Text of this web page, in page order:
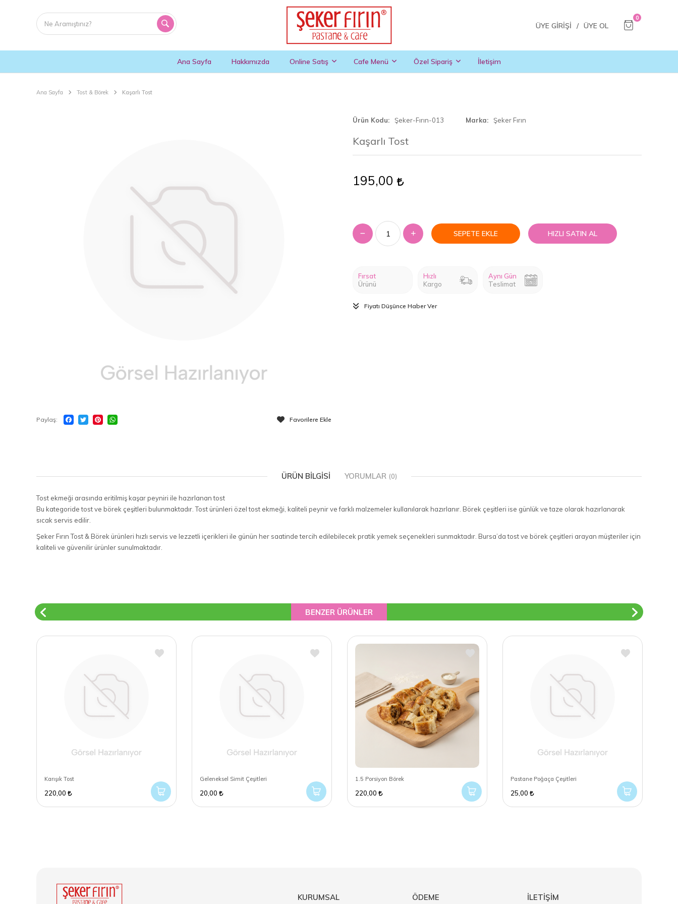
ÜYE GIRIŞI / ÜYE OL
0
Ana Sayfa Hakkımızda Online Satış Cafe Menü Özel Sipariş İletişim
Ana Sayfa Tost & Börek Kaşarlı Tost
Paylaş Favorilere Ekle
Ürün Kodu Şeker-Fırın-013 Marka Şeker Fırın
Kaşarlı Tost
195,00
SEPETE EKLE HIZLI SATIN AL
Fırsat
Ürünü
Hızlı
Kargo
Aynı Gün
Teslimat
Fiyatı Düşünce Haber Ver
ÜRÜN BILGISI YORUMLAR (0)
Tost ekmeği arasında eritilmiş kaşar peyniri ile hazırlanan tost
Bu kategoride tost ve börek çeşitleri bulunmaktadır. Tost ürünleri özel tost ekmeği, kaliteli peynir ve farklı malzemeler kullanılarak hazırlanır. Börek çeşitleri ise günlük ve taze olarak hazırlanarak
sıcak servis edilir.
Şeker Fırın Tost & Börek ürünleri hızlı servis ve lezzetli içerikleri ile günün her saatinde tercih edilebilecek pratik yemek seçenekleri sunmaktadır. Bursa’da tost ve börek çeşitleri arayan müşteriler için
kaliteli ve güvenilir ürünler sunulmaktadır.
BENZER ÜRÜNLER
Karışık Tost
220,00
Geleneksel Simit Çeşitleri
20,00
1.5 Porsiyon Börek
220,00
Pastane Poğaça Çeşitleri
25,00
KURUMSAL ÖDEME İLETİŞİM